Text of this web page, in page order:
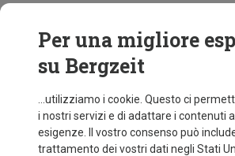
Per una migliore
su Bergzeit
...utilizziamo i cookie. Questo ci
i nostri servizi e di adattare i contenuti
esigenze. Il vostro consenso può
trattamento dei vostri dati negli Stati